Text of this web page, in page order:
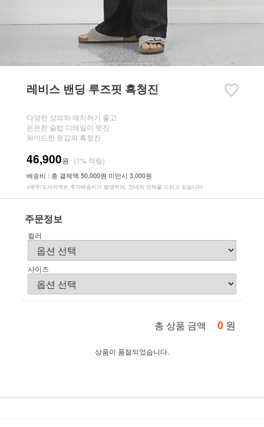
레비스 밴딩 루즈핏 흑청진
다양한 상의와 매치하기 좋고
은은한 슬럽 디테일이 멋진
와이드한 핏감의 흑청진
46,900원 (1% 적립)
배송비 : 총 결제액 50,000원 미만시 3,000원
※제주/도서지역은 추가배송비가 발생하며, 안내차 연락을 드리고 있습니다.
주문정보
컬러
사이즈
총 상품 금액 0 원
상품이 품절되었습니다.